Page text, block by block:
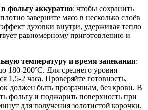
фольгу аккуратно: чтобы сохранить
заверните мясо в несколько слоёв
духовки внутри, удерживая тепло
равномерному приготовлению и
температуру и время запекания:
180-200°C. Для среднего уровня
1,5-2 часа. Проверяйте готовность,
должен быть прозрачным, без крови. В
фольгу и поджарить поверхность при
для получения золотистой корочки.